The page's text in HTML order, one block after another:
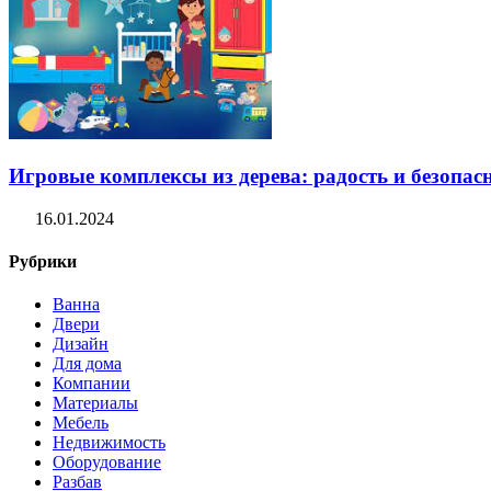
Игровые комплексы из дерева: радость и
16.01.2024
Рубрики
Ванна
Двери
Дизайн
Для дома
Компании
Материалы
Мебель
Недвижимость
Оборудование
Разбав